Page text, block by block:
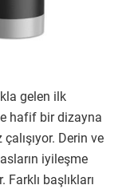
gelen ilk
hafif bir dizayna
Derin ve
iyileşme
Farklı başlıkları